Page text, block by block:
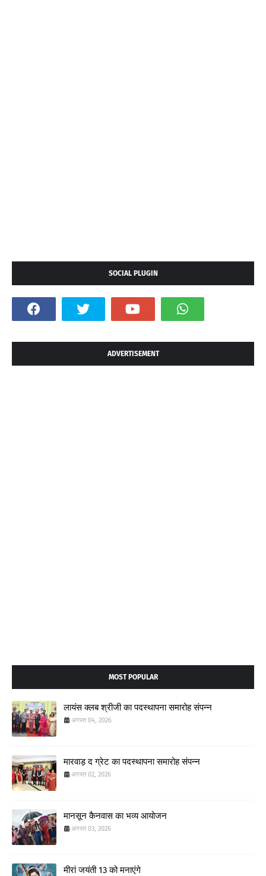
SOCIAL PLUGIN
ADVERTISEMENT
MOST POPULAR
लायंस क्लब श्रीजी का पदस्थापना समारोह संपन्न
अगस्त 04, 2026
मारवाड़ द ग्रेट का पदस्थापना समारोह संपन्न
अगस्त 02, 2026
मानसून कैनवास का भव्य आयोजन
अगस्त 03, 2026
मीरां जयंती 13 को मनाएंगे